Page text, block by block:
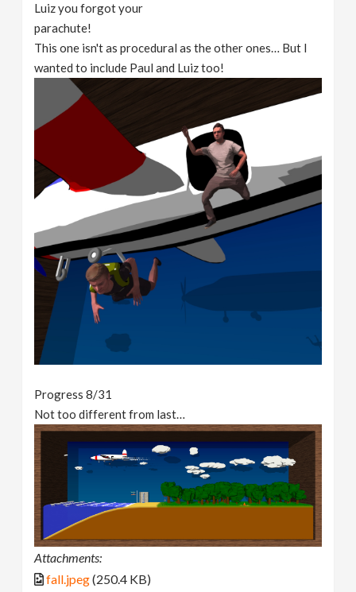
Luiz you forgot your
parachute!
This one isn't as procedural as the other ones… But I
wanted to include Paul and Luiz too!
Progress 8/31
Not too different from last…
Attachments:
fall.jpeg(250.4 KB)